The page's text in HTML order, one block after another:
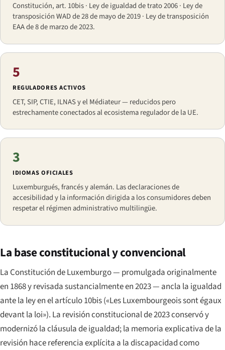
Constitución, art. 10bis · Ley de igualdad de trato 2006 · Ley de
transposición WAD de 28 de mayo de 2019 · Ley de transposición
EAA de 8 de marzo de 2023.
5
REGULADORES ACTIVOS
CET, SIP, CTIE, ILNAS y el Médiateur — reducidos pero
estrechamente conectados al ecosistema regulador de la UE.
3
IDIOMAS OFICIALES
Luxemburgués, francés y alemán. Las declaraciones de
accesibilidad y la información dirigida a los consumidores deben
respetar el régimen administrativo multilingüe.
La base constitucional y convencional
La Constitución de Luxemburgo — promulgada originalmente
en 1868 y revisada sustancialmente en 2023 — ancla la igualdad
ante la ley en el artículo 10bis («Les Luxembourgeois sont égaux
devant la loi»). La revisión constitucional de 2023 conservó y
modernizó la cláusula de igualdad; la memoria explicativa de la
revisión hace referencia explícita a la discapacidad como